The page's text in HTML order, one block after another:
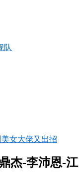
队
女大佬又出招
杰-李沛恩-江